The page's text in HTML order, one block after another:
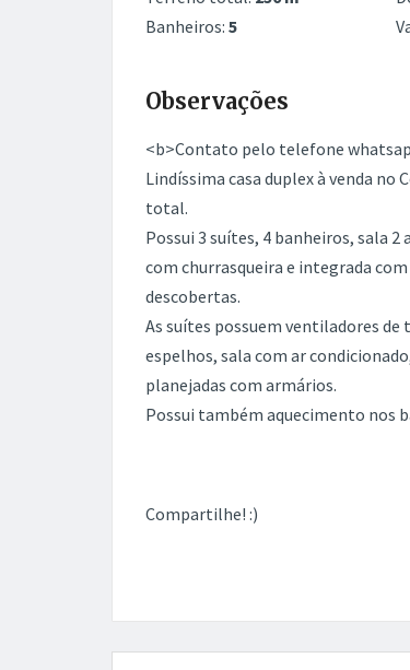
Banheiros: 5
Observações
<b>Contato pelo telefone
Lindíssima casa duplex à venda no
total.
Possui 3 suítes, 4 banheiros, sala
com churrasqueira e integrada
descobertas.
As suítes possuem ventiladores
espelhos, sala com ar
planejadas com armários.
Possui também aquecimento nos
Compartilhe! :)